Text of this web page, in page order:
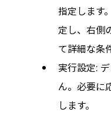
指定します
定し、右側
て詳細な条
実行設定:
ん。必要に
します。